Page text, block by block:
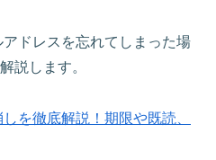
ドレスを忘れてしまった場
説します。
を徹底解説！期限や既読、